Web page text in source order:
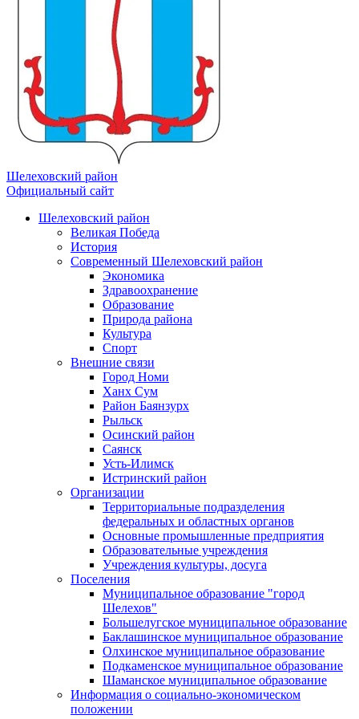
Шелеховский район
Официальный сайт
Шелеховский район
Великая Победа
История
Современный Шелеховский район
Экономика
Здравоохранение
Образование
Природа района
Культура
Спорт
Внешние связи
Город Номи
Ханх Сум
Район Баянзурх
Рыльск
Осинский район
Саянск
Усть-Илимск
Истринский район
Организации
Территориальные подразделения
федеральных и областных органов
Основные промышленные предприятия
Образовательные учреждения
Учреждения культуры, досуга
Поселения
Муниципальное образование "город
Шелехов"
Большелугское муниципальное образование
Баклашинское муниципальное образование
Олхинское муниципальное образование
Подкаменское муниципальное образование
Шаманское муниципальное образование
Информация о социально-экономическом
положении